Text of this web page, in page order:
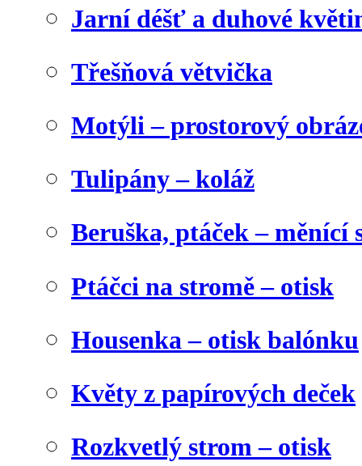
Jarní déšť a duhové
Třešňová větvička
Motýli – prostorový
Tulipány – koláž
Beruška, ptáček – měnící
Ptáčci na stromě – otisk
Housenka – otisk balónku
Květy z papírových deček
Rozkvetlý strom – otisk